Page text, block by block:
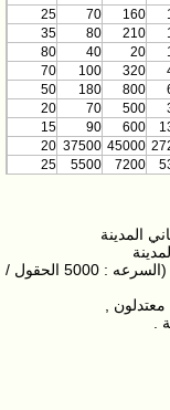
160
70
25
210
80
35
20
40
80
320
100
70
800
180
50
500
70
20
600
90
15
45000
37500
20
7200
5500
25
المدينة
يستطيع التجار حمل 50000 من المواد الخام (السرعه : 5000 الحقول /
,
.